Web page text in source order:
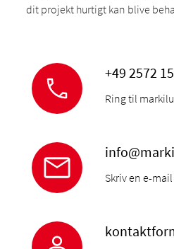
dit projekt hurtigt kan blive
+49 2572
Ring til
Skriv en e-